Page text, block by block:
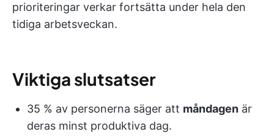
prioriteringar verkar fortsätta under hela den
tidiga arbetsveckan.
Viktiga slutsatser
35 % av personerna säger att måndagen är
deras minst produktiva dag.